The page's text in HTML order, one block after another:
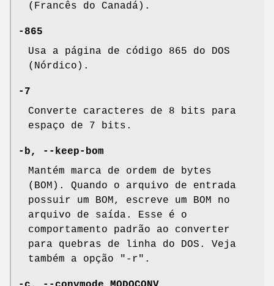
(Francês do Canadá).
-865
Usa a página de código 865 do DOS
(Nórdico).
-7
Converte caracteres de 8 bits para
espaço de 7 bits.
-b, --keep-bom
Mantém marca de ordem de bytes
(BOM). Quando o arquivo de entrada
possuir um BOM, escreve um BOM no
arquivo de saída. Esse é o
comportamento padrão ao converter
para quebras de linha do DOS. Veja
também a opção
"-r" .